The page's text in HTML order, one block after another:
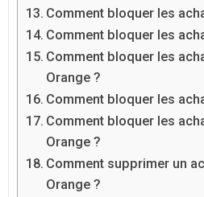
Comment bloquer les
Comment bloquer les
Comment bloquer les
Orange ?
Comment bloquer les
Comment bloquer les
Orange ?
Comment supprimer un
Orange ?